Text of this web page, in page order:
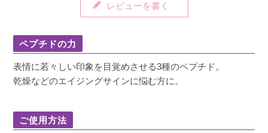
レビューを書く
ペプチドの力
表情に若々しい印象を目覚めさせる3種のペプチド。
乾燥などのエイジングサインに悩む方に。
ご使用方法